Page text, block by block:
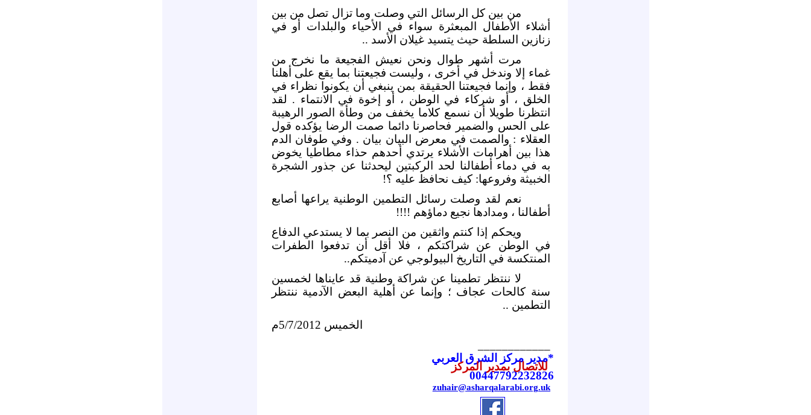
من بين كل الرسائل التي وصلت وما تزال تصل من بين
أشلاء الأطفال المبعثرة سواء في الأحياء والبلدات أو في
زنازين السلطة حيث يتسيد غيلان الأسد ..
مرت أشهر طوال ونحن نعيش الفجيعة ما نخرج من
غماء إلا وندخل في أخرى ، وليست فجيعتنا بما يقع على أهلنا
فقط ، وإنما فجيعتنا الحقيقة بمن ينبغي أن يكونوا نظراء في
الخلق ، أو شركاء في الوطن ، أو إخوة في الانتماء . لقد
انتظرنا طويلا أن نسمع كلاما يخفف من وطأة الصور الرهيبة
على الحس والضمير فحاصرنا دائما صمت الرضا يؤكده قول
العقلاء : والصمت في معرض البيان بيان . وفي طوفان الدم
هذا بين أهرامات الأشلاء يرتدي أحدهم حذاء مطاطيا يخوض
به في دماء أطفالنا لحد الركبتين ليحدثنا عن جذور الشجرة
الخبيثة وفروعها: كيف نحافظ عليه ؟!
نعم لقد وصلت رسائل التطمين الوطنية يراعها أصابع
أطفالنا ، ومدادها نجيع دماؤهم !!!!
ويحكم إذا كنتم واثقين من النصر بما لا يستدعي الدفاع
في الوطن عن شراكتكم ، فلا أقل أن تدفعوا الطفرات
المنتكسة في التاريخ البيولوجي عن آدميتكم..
لا ننتظر تطمينا عن شراكة وطنية قد عايناها لخمسين
سنة كالحات عجاف ؛ وإنما عن أهلية البعض الآدمية ننتظر
التطمين ..
الخميس 5/7/2012م
*مدير مركز الشرق العربي
للاتصال بمدير المركز
00447792232826
zuhair@asharqalarabi.org.uk